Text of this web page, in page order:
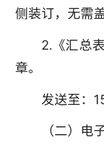
侧装订，无需盖
2.《汇总
章。
发送至：
（二）电